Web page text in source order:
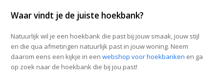
Waar vindt je de juiste hoekbank?
Natuurlijk wil je een hoekbank die past bij jouw smaak, jouw stijl
en die qua afmetingen natuurlijk past in jouw woning. Neem
daarom eens een kijkje in eenwebshop voor hoekbanken en ga
op zoek naar de hoekbank die bij jou past!